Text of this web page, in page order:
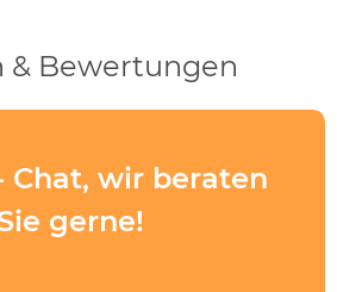
& Bewertungen
Chat, wir beraten
gerne!